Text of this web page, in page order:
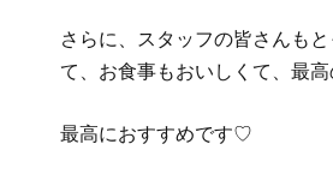
さらに、スタッフの皆さんもと
て、お食事もおいしくて、最
最高におすすめです♡